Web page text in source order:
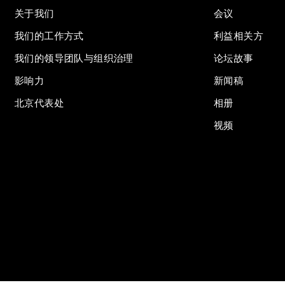
关于我们
我们的工作方式
我们的领导团队与组织治理
影响力
北京代表处
会议
利益相关方
论坛故事
新闻稿
相册
视频